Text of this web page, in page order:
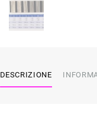
DESCRIZIONE